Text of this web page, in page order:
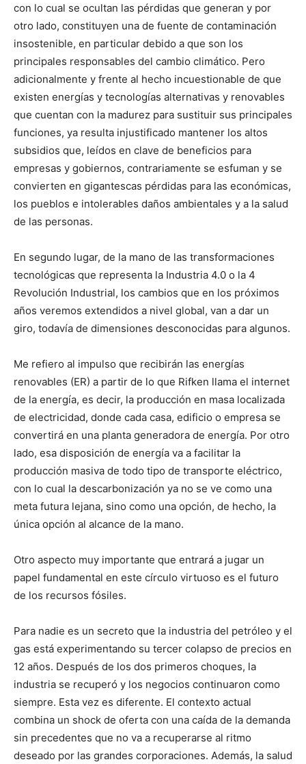
con lo cual se ocultan las pérdidas que generan y por
otro lado, constituyen una de fuente de contaminación
insostenible, en particular debido a que son los
principales responsables del cambio climático. Pero
adicionalmente y frente al hecho incuestionable de que
existen energías y tecnologías alternativas y renovables
que cuentan con la madurez para sustituir sus principales
funciones, ya resulta injustificado mantener los altos
subsidios que, leídos en clave de beneficios para
empresas y gobiernos, contrariamente se esfuman y se
convierten en gigantescas pérdidas para las económicas,
los pueblos e intolerables daños ambientales y a la salud
de las personas.
En segundo lugar, de la mano de las transformaciones
tecnológicas que representa la Industria 4.0 o la 4
Revolución Industrial, los cambios que en los próximos
años veremos extendidos a nivel global, van a dar un
giro, todavía de dimensiones desconocidas para algunos.
Me refiero al impulso que recibirán las energías
renovables (ER) a partir de lo que Rifken llama el internet
de la energía, es decir, la producción en masa localizada
de electricidad, donde cada casa, edificio o empresa se
convertirá en una planta generadora de energía. Por otro
lado, esa disposición de energía va a facilitar la
producción masiva de todo tipo de transporte eléctrico,
con lo cual la descarbonización ya no se ve como una
meta futura lejana, sino como una opción, de hecho, la
única opción al alcance de la mano.
Otro aspecto muy importante que entrará a jugar un
papel fundamental en este círculo virtuoso es el futuro
de los recursos fósiles.
Para nadie es un secreto que la industria del petróleo y el
gas está experimentando su tercer colapso de precios en
12 años. Después de los dos primeros choques, la
industria se recuperó y los negocios continuaron como
siempre. Esta vez es diferente. El contexto actual
combina un shock de oferta con una caída de la demanda
sin precedentes que no va a recuperarse al ritmo
deseado por las grandes corporaciones. Además, la salud